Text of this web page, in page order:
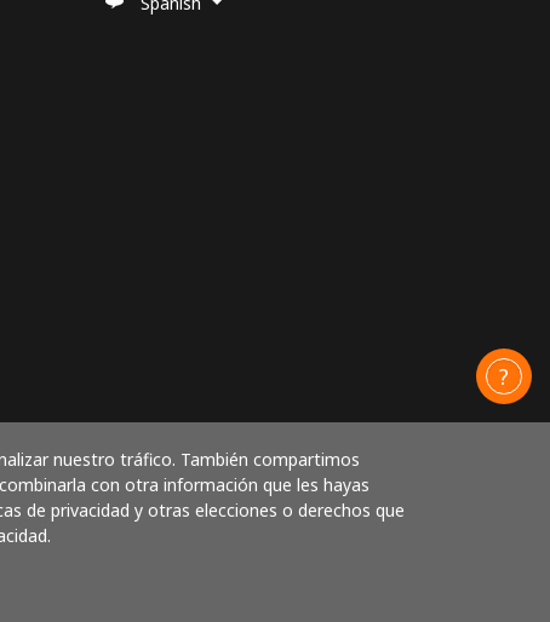
nuestro tráfico. También compartimos
con otra información que les hayas
de privacidad y otras elecciones o derechos que